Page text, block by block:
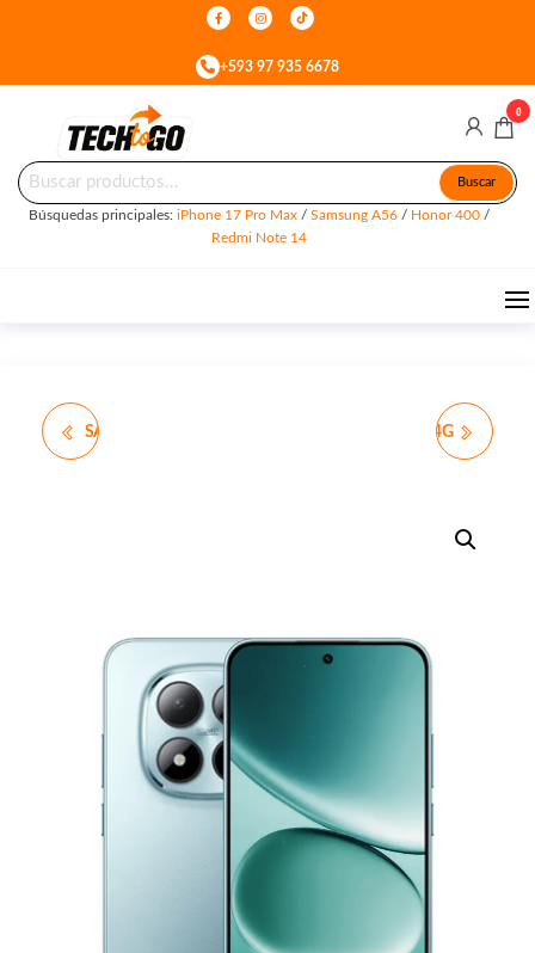
+593 97 935 6678
Tech
To
Celulares
&
Accesorios
por:
Buscar
Búsquedas principales: iPhone 17 Pro Max/ Samsung A56/ Honor 400/
Redmi Note 14
0
SAMSUNG TAB S10 LITE REDMI NOTE 15 PRO 4G